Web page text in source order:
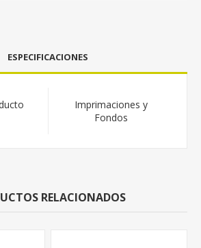
ESPECIFICACIONES
Imprimaciones y
Fondos
RELACIONADOS